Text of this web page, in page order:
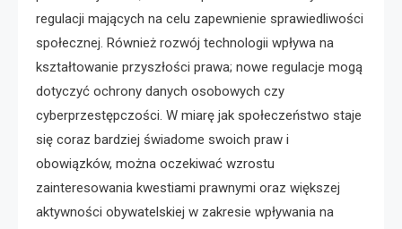
regulacji mających na celu zapewnienie sprawiedliwości
społecznej. Również rozwój technologii wpływa na
kształtowanie przyszłości prawa; nowe regulacje mogą
dotyczyć ochrony danych osobowych czy
cyberprzestępczości. W miarę jak społeczeństwo staje
się coraz bardziej świadome swoich praw i
obowiązków, można oczekiwać wzrostu
zainteresowania kwestiami prawnymi oraz większej
aktywności obywatelskiej w zakresie wpływania na